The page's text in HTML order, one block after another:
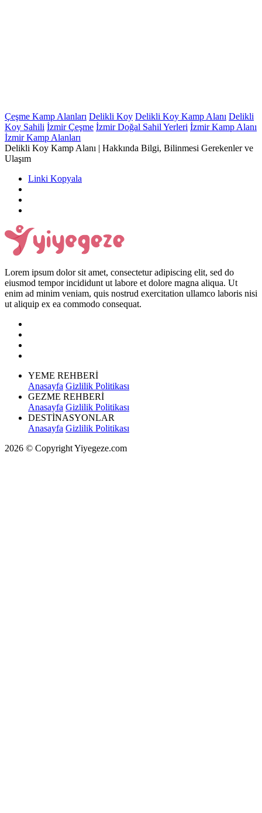
Çeşme Kamp Alanları Delikli Koy Delikli Koy Kamp Alanı Delikli
Koy Sahili İzmir Çeşme İzmir Doğal Sahil Yerleri İzmir Kamp Alanı
İzmir Kamp Alanları
Delikli Koy Kamp Alanı | Hakkında Bilgi, Bilinmesi Gerekenler ve
Ulaşım
Linki Kopyala
Lorem ipsum dolor sit amet, consectetur adipiscing elit, sed do
eiusmod tempor incididunt ut labore et dolore magna aliqua. Ut
enim ad minim veniam, quis nostrud exercitation ullamco laboris nisi
ut aliquip ex ea commodo consequat.
YEME REHBERİ
Anasayfa Gizlilik Politikası
GEZME REHBERİ
Anasayfa Gizlilik Politikası
DESTİNASYONLAR
Anasayfa Gizlilik Politikası
2026 © Copyright Yiyegeze.com